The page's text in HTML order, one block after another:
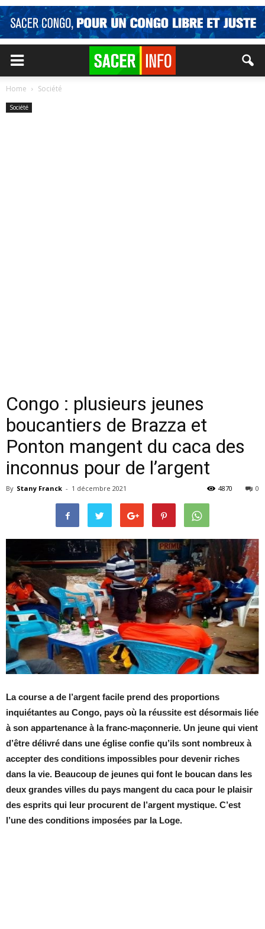
Home Société
Société
Congo : plusieurs jeunes
boucantiers de Brazza et
Ponton mangent du caca des
inconnus pour de l’argent
By Stany Franck - 1 décembre 2021 0
4870
La course a de l’argent facile prend des proportions
inquiétantes au Congo, pays où la réussite est désormais liée
à son appartenance à la franc-maçonnerie. Un jeune qui vient
d’être délivré dans une église confie qu’ils sont nombreux à
accepter des conditions impossibles pour devenir riches
dans la vie. Beaucoup de jeunes qui font le boucan dans les
deux grandes villes du pays mangent du caca pour le plaisir
des esprits qui leur procurent de l’argent mystique. C’est
l’une des conditions imposées par la Loge.